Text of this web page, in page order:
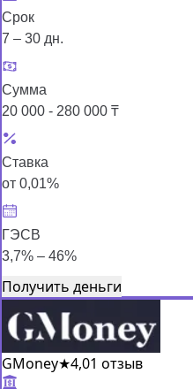
Срок
7 – 30 дн.
Сумма
20 000 - 280 000 ₸
Ставка
от 0,01%
ГЭСВ
3,7% – 46%
Получить деньги
GMoney★4,01 отзыв